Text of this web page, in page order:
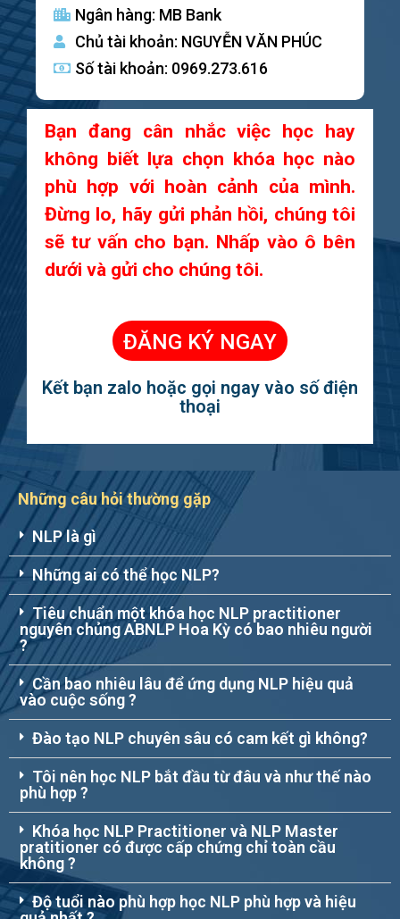
Ngân hàng: MB Bank
Chủ tài khoản: NGUYỄN VĂN PHÚC
Số tài khoản: 0969.273.616
Bạn đang cân nhắc việc học hay
không biết lựa chọn khóa học nào
phù hợp với hoàn cảnh của mình.
Đừng lo, hãy gửi phản hồi, chúng tôi
sẽ tư vấn cho bạn. Nhấp vào ô bên
dưới và gửi cho chúng tôi.
ĐĂNG KÝ NGAY
Kết bạn zalo hoặc gọi ngay vào số điện
thoại
Những câu hỏi thường gặp
NLP là gì
Những ai có thể học NLP?
Tiêu chuẩn một khóa học NLP practitioner
nguyên chủng ABNLP Hoa Kỳ có bao nhiêu người
?
Cần bao nhiêu lâu để ứng dụng NLP hiệu quả
vào cuộc sống ?
Đào tạo NLP chuyên sâu có cam kết gì không?
Tôi nên học NLP bắt đầu từ đâu và như thế nào
phù hợp ?
Khóa học NLP Practitioner và NLP Master
pratitioner có được cấp chứng chỉ toàn cầu
không ?
Độ tuổi nào phù hợp học NLP phù hợp và hiệu